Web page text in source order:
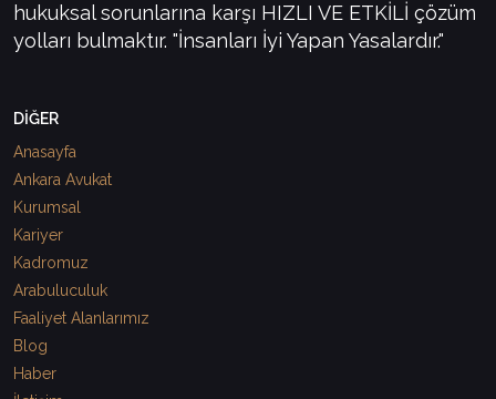
hukuksal sorunlarına karşı HIZLI VE ETKİLİ çözüm
yolları bulmaktır. "İnsanları İyi Yapan Yasalardır."
DİĞER
Anasayfa
Ankara Avukat
Kurumsal
Kariyer
Kadromuz
Arabuluculuk
Faaliyet Alanlarımız
Blog
Haber